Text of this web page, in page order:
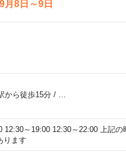
月8日～9日
から徒歩15分/
12:30～19:00 12:30～22:00 上記の
ります